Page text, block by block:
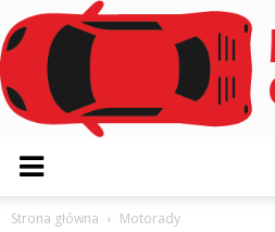
Strona główna Motorady